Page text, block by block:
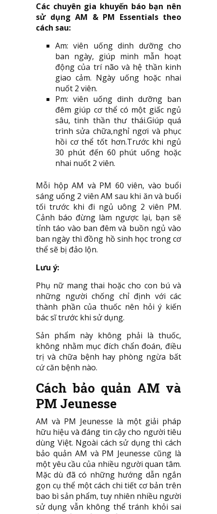
Các chuyên gia khuyến báo bạn nên
sử dụng AM & PM Essentials theo
cách sau:
Am: viên uống dinh dưỡng cho
ban ngày, giúp minh mẫn hoạt
động của trí não và hệ thần kinh
giao cảm. Ngày uống hoặc nhai
nuốt 2 viên.
Pm: viên uống dinh dưỡng ban
đêm giúp cơ thể có một giấc ngủ
sâu, tinh thần thư thái.Giúp quá
trình sửa chữa,nghỉ ngơi và phục
hồi cơ thể tốt hơn.Trước khi ngủ
30 phút đến 60 phút uống hoặc
nhai nuốt 2 viên.
Mỗi hộp AM và PM 60 viên, vào buổi
sáng uống 2 viên AM sau khi ăn và buổi
tối trước khi đi ngủ uông 2 viên PM.
Cảnh báo đừng làm ngược lại, bạn sẽ
tỉnh táo vào ban đêm và buồn ngủ vào
ban ngày thì đồng hồ sinh học trong cơ
thể sẽ bị đảo lộn.
Lưu ý:
Phụ nữ mang thai hoặc cho con bú và
những người chống chỉ định với các
thành phần của thuốc nên hỏi ý kiến
bác sĩ trước khi sử dụng.
Sản phẩm này không phải là thuốc,
không nhằm mục đích chẩn đoán, điều
trị và chữa bệnh hay phòng ngừa bất
cứ căn bệnh nào.
Cách bảo quản AM và
PM Jeunesse
AM và PM Jeunesse là một giải pháp
hữu hiệu và đáng tin cậy cho người tiêu
dùng Việt. Ngoài cách sử dụng thì cách
bảo quản AM và PM Jeunesse cũng là
một yêu cầu của nhiều người quan tâm.
Mặc dù đã có những hướng dẫn ngắn
gọn cụ thể một cách chi tiết cơ bản trên
bao bì sản phẩm, tuy nhiên nhiều người
sử dụng vẫn không thể tránh khỏi sai